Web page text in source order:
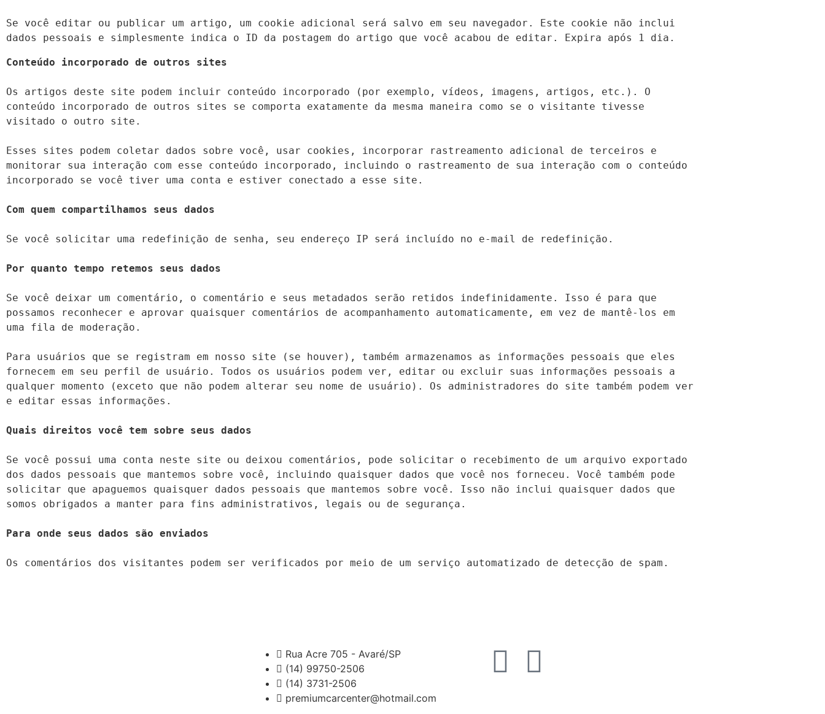
Se você editar ou publicar um artigo, um cookie adicional será salvo em seu navegador. Este cookie não inclui
dados pessoais e simplesmente indica o ID da postagem do artigo que você acabou de editar. Expira após 1 dia.
Os artigos deste site podem incluir conteúdo incorporado (por exemplo, vídeos, imagens, artigos, etc.). O
conteúdo incorporado de outros sites se comporta exatamente da mesma maneira como se o visitante tivesse
visitado o outro site.
Esses sites podem coletar dados sobre você, usar cookies, incorporar rastreamento adicional de terceiros e
monitorar sua interação com esse conteúdo incorporado, incluindo o rastreamento de sua interação com o conteúdo
incorporado se você tiver uma conta e estiver conectado a esse site.
Se você solicitar uma redefinição de senha, seu endereço IP será incluído no e-mail de redefinição.
Se você deixar um comentário, o comentário e seus metadados serão retidos indefinidamente. Isso é para que
possamos reconhecer e aprovar quaisquer comentários de acompanhamento automaticamente, em vez de mantê-los em
uma fila de moderação.
Para usuários que se registram em nosso site (se houver), também armazenamos as informações pessoais que eles
fornecem em seu perfil de usuário. Todos os usuários podem ver, editar ou excluir suas informações pessoais a
qualquer momento (exceto que não podem alterar seu nome de usuário). Os administradores do site também podem ver
e editar essas informações.
Se você possui uma conta neste site ou deixou comentários, pode solicitar o recebimento de um arquivo exportado
dos dados pessoais que mantemos sobre você, incluindo quaisquer dados que você nos forneceu. Você também pode
solicitar que apaguemos quaisquer dados pessoais que mantemos sobre você. Isso não inclui quaisquer dados que
somos obrigados a manter para fins administrativos, legais ou de segurança.
Os comentários dos visitantes podem ser verificados por meio de um serviço automatizado de detecção de spam.
Rua Acre 705 - Avaré/SP
(14) 99750-2506
(14) 3731-2506
premiumcarcenter@hotmail.com